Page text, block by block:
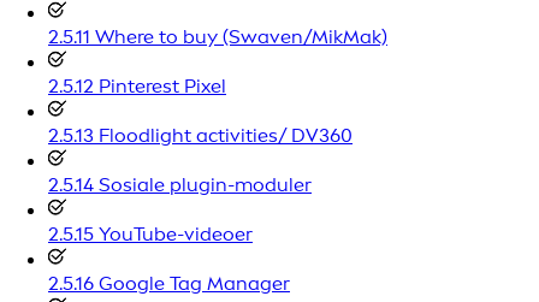
2.5.11 Where to buy (Swaven/MikMak)
2.5.12 Pinterest Pixel
2.5.13 Floodlight activities/ DV360
2.5.14 Sosiale plugin-moduler
2.5.15 YouTube-videoer
2.5.16 Google Tag Manager